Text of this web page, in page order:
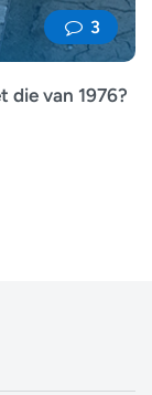
3
die van 1976?